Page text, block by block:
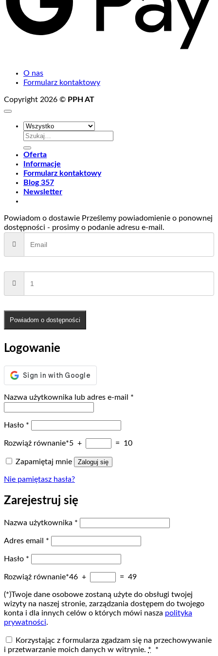
O nas
Formularz kontaktowy
Copyright 2026 © PPH AT
Szukaj:
Oferta
Informacje
Formularz kontaktowy
Blog 357
Newsletter
Powiadom o dostawie Prześlemy powiadomienie o ponownej
dostępności - prosimy o podanie adresu e-mail.
Powiadom o dostępności
Logowanie
Nazwa użytkownika lub adres e-mail *
Hasło *
Rozwiąż równanie*5 + = 10
Zapamiętaj mnie Zaloguj się
Nie pamiętasz hasła?
Zarejestruj się
Nazwa użytkownika *
Adres email *
Hasło *
Rozwiąż równanie*46 + = 49
(*)Twoje dane osobowe zostaną użyte do obsługi twojej
wizyty na naszej stronie, zarządzania dostępem do twojego
konta i dla innych celów o których mówi nasza polityka
prywatności.
Korzystając z formularza zgadzam się na przechowywanie
i przetwarzanie moich danych w witrynie. * *